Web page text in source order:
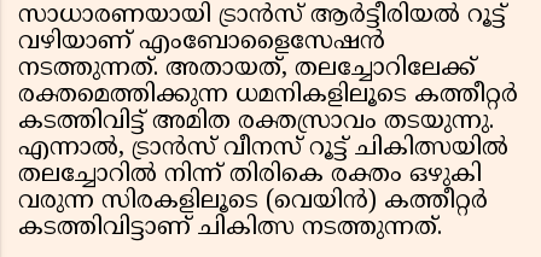
സാധാരണയായി ട്രാൻസ് ആർട്ടീരിയൽ റൂട്ട്
വഴിയാണ് എംബോളൈസേഷൻ
നടത്തുന്നത്. അതായത്, തലച്ചോറിലേക്ക്
രക്തമെത്തിക്കുന്ന ധമനികളിലൂടെ കത്തീറ്റർ
കടത്തിവിട്ട് അമിത രക്തസ്രാവം തടയുന്നു.
എന്നാൽ, ട്രാൻസ് വീനസ് റൂട്ട് ചികിത്സയിൽ
തലച്ചോറിൽ നിന്ന് തിരികെ രക്തം ഒഴുകി
വരുന്ന സിരകളിലൂടെ (വെയിൻ) കത്തീറ്റർ
കടത്തിവിട്ടാണ് ചികിത്സ നടത്തുന്നത്.